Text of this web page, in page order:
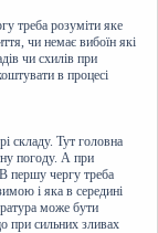
треба розуміти яке
чи немає вибоїн які
чи схилів при
в процесі
складу. Тут головна
погоду. А при
першу чергу треба
і яка в середині
може бути
при сильних зливах